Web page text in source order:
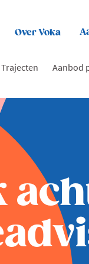
Over Voka
Trajecten Aanbod